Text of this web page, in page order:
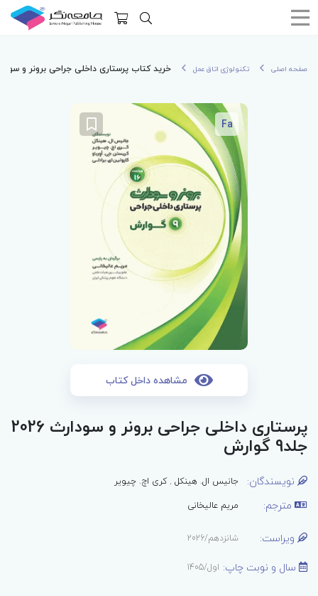
صفحه اصلی تکنولوژی اتاق عمل خرید کتاب پرستاری داخلی جراحی برونر و سودارث 2026 جلد9
Fa
مشاهده داخل کتاب
پرستاری داخلی جراحی برونر و سودارث 2026
جلد9 گوارش
نویسندگان: جانیس ال. هینکل ,کری اچ. چیویر
مترجم: مریم عالیخانی
ویراست: شانزدهم/2026
سال و نوبت چاپ: اول/1405